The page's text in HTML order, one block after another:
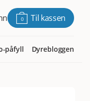
0 Til kassen
påfyll Dyrebloggen